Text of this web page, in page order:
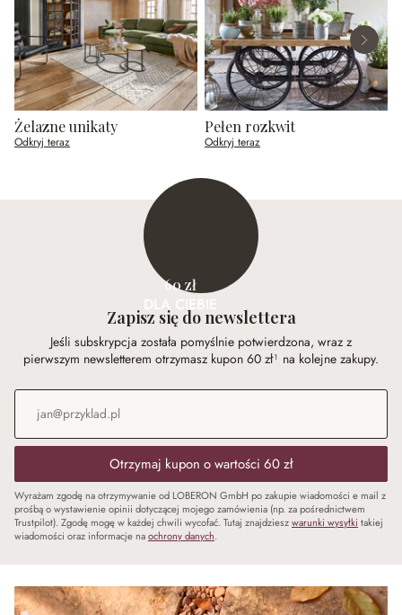
Żelazne unikaty
Odkryj teraz
Pełen rozkwit
Odkryj teraz
60 zł
DLA CIEBIE
Zapisz się do newslettera
Jeśli subskrypcja została pomyślnie potwierdzona, wraz z
pierwszym newsletterem otrzymasz kupon 60 zł¹ na kolejne zakupy.
Adres e-mail*
Otrzymaj kupon o wartości 60 zł
Wyrażam zgodę na otrzymywanie od LOBERON GmbH po zakupie wiadomości e mail z
prośbą o wystawienie opinii dotyczącej mojego zamówienia (np. za pośrednictwem
Trustpilot). Zgodę mogę w każdej chwili wycofać. Tutaj znajdzieszwarunki wysyłki takiej
wiadomości oraz informacje naochrony danych.